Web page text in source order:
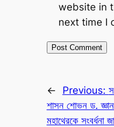
website in
next time I
← Previous:
শাসন শোভন ড.
মহাথেরকে সংবর্ধনা